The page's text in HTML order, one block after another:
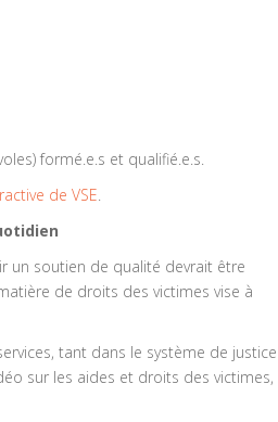
formé.e.s et qualifié.e.s.
de VSE.
un soutien de qualité devrait être
de droits des victimes vise à
tant dans le système de justice
sur les aides et droits des victimes,